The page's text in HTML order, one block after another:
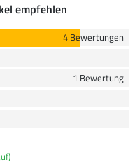
empfehlen
4 Bewertungen
1 Bewertung